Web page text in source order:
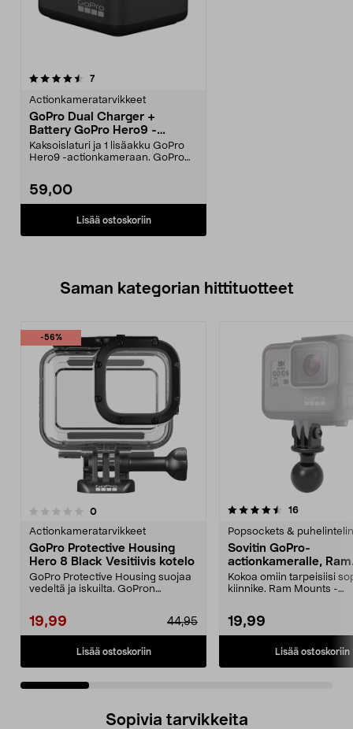
7arvostelut
Actionkameratarvikkeet
GoPro Dual Charger +
Battery GoPro Hero9 -
kameraan
Kaksoislaturi ja 1 lisäakku GoPro
Hero9 -actionkameraan. GoPro
59,00
Lisää ostoskoriin
Saman kategorian hittituotteet
-56%
0arvostelut
Actionkameratarvikkeet
GoPro Protective Housing
Hero 8 Black Vesitiivis kotelo
GoPro Protective Housing suojaa
vedeltä ja iskuilta. GoPron
19,99 44,95
Lisää ostoskoriin
4.5 viidestä
16arvostelut
Popsockets &
Sovitin GoPro-
actionkameralle, Ram
Mounts
Kokoa omiin tarpeisiisi
kiinnike. Ram Mounts -
19,99
Lisää ostoskoriin
4.0 viidestä
Sopivia tarvikkeita